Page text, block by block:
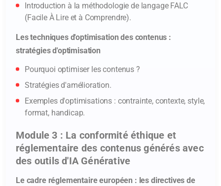
Introduction à la méthodologie de langage FALC
(Facile À Lire et à Comprendre).
Les techniques d'optimisation des contenus :
stratégies d'optimisation
Pourquoi optimiser les contenus ?
Stratégies d'amélioration.
Exemples d'optimisations : contrainte, contexte, style,
format, handicap.
Module 3 : La conformité éthique et
réglementaire des contenus générés avec
des outils d'IA Générative
Le cadre réglementaire européen : les directives de